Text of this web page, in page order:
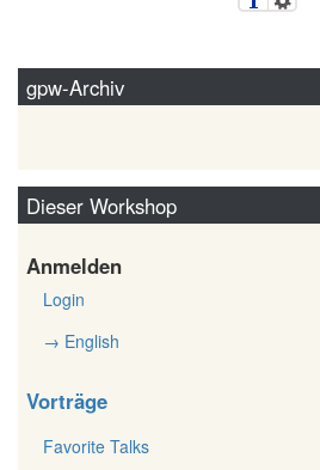
gpw-Archiv
Dieser Workshop
Anmelden
Login
→ English
Vorträge
Favorite Talks